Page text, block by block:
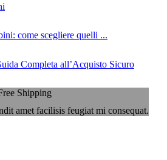
come scegliere quelli ...
Completa all’Acquisto Sicuro
Shipping
amet facilisis feugiat mi consequat.